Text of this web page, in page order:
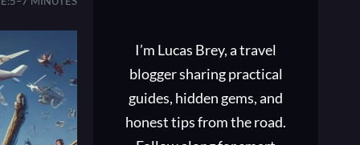
I’m Lucas Brey, a travel
blogger sharing practical
guides, hidden gems, and
honest tips from the road.